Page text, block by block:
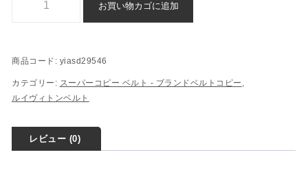
お買い物カゴに追加
商品コード: yiasd29546
カテゴリー: スーパーコピー ベルト - ブランドベルトコピー ,
ルイヴィトンベルト
レビュー (0)